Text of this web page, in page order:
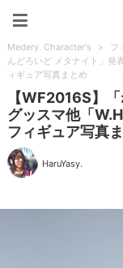
Medery. Character's > フ
んどろいど メタナイト」発
ィギュア写真まとめ
【WF2016S】
グッスマ他「
フィギュア写真
HaruYasy.